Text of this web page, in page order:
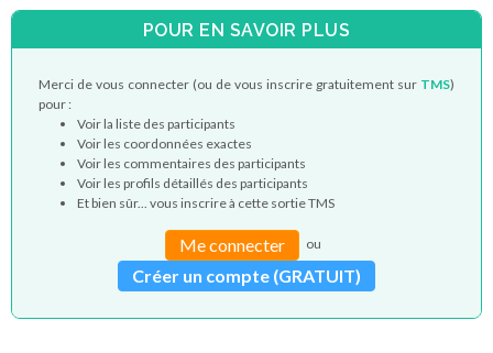
POUR EN SAVOIR PLUS
Merci de vous connecter (ou de vous inscrire gratuitement sur TMS)
pour :
Voir la liste des participants
Voir les coordonnées exactes
Voir les commentaires des participants
Voir les profils détaillés des participants
Et bien sûr... vous inscrire à cette sortie TMS
Me connecter ou
Créer un compte (GRATUIT)